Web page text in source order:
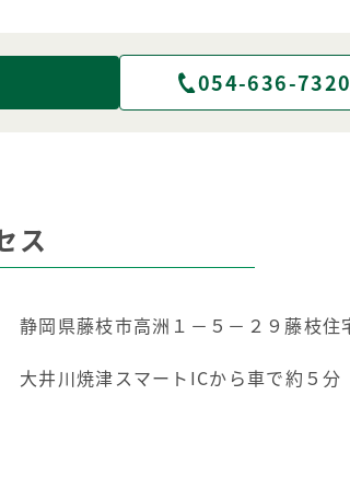
054-636-7320
ス
静岡県藤枝市高洲１－５－２９藤枝住
大井川焼津スマートICから車で約５分